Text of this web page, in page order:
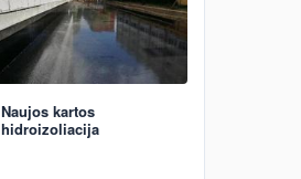
Naujos kartos
hidroizoliacija